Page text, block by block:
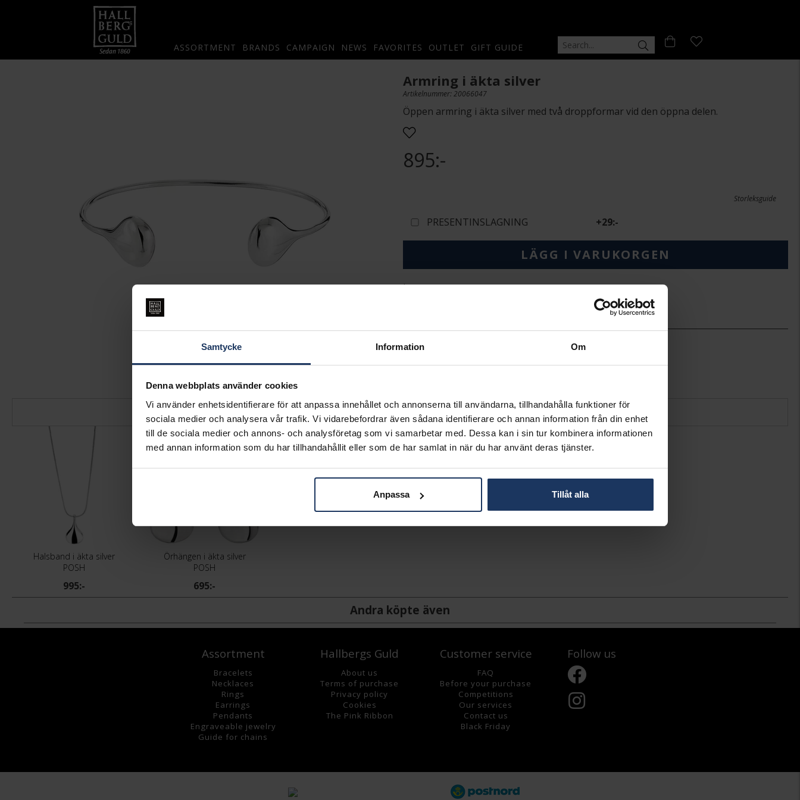
Samtycke Information Om
Denna webbplats använder cookies
Vi använder enhetsidentifierare för att anpassa innehållet och annonserna till användarna, tillhandahålla funktioner för
sociala medier och analysera vår trafik. Vi vidarebefordrar även sådana identifierare och annan information från din enhet
till de sociala medier och annons- och analysföretag som vi samarbetar med. Dessa kan i sin tur kombinera informationen
med annan information som du har tillhandahållit eller som de har samlat in när du har använt deras tjänster.
Anpassa Tillåt alla
ASSORTMENT BRANDS CAMPAIGN NEWS FAVORITES OUTLET GIFT GUIDE
Armring i äkta silver
Artikelnummer: 20066047
Öppen armring i äkta silver med två droppformar vid den öppna delen.
895:-
Storleksguide
PRESENTINSLAGNING +29:-
LÄGG I VARUKORGEN
Lagervara.
HÖJD CA (MM)
VARUMÄRKE
POSH
Matchande produkter och andra varianter
Halsband i äkta silver
POSH
995:-
Örhängen i äkta silver
POSH
695:-
Andra köpte även
Assortment
Bracelets
Necklaces
Rings
Earrings
Pendants
Engraveable jewelry
Guide for chains
Hallbergs Guld
About us
Terms of purchase
Privacy policy
Cookies
The Pink Ribbon
Customer service
FAQ
Before your purchase
Competitions
Our services
Contact us
Black Friday
Follow us